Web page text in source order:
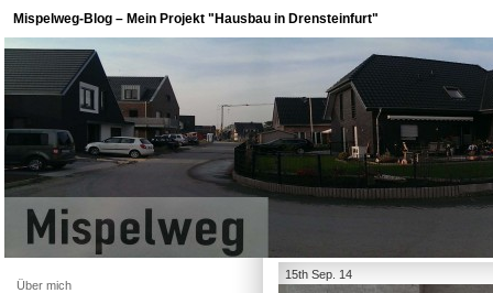
Mispelweg-Blog – Mein Projekt "Hausbau in Drensteinfurt"
15th Sep. 14
Über mich